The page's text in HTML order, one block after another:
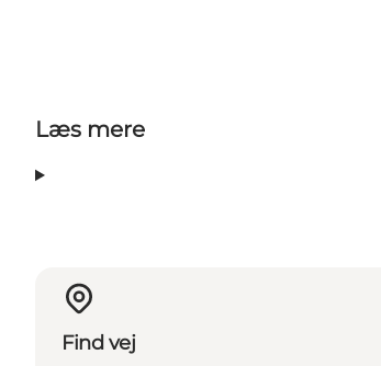
Læs mere
Find vej